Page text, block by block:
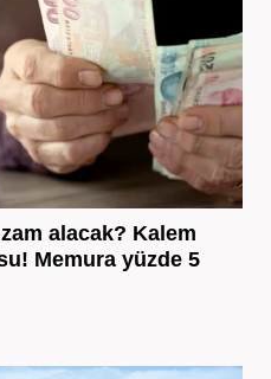
alacak? Kalem
Memura yüzde 5